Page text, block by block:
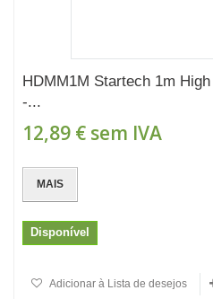
HDMM1M Startech 1m
-...
12,89 € sem IVA
MAIS
Disponível
Adicionar à Lista de desejos